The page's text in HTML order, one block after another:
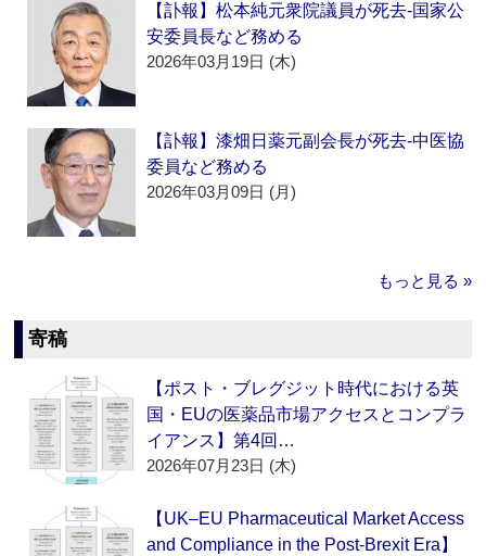
【訃報】松本純元衆院議員が死去‐国家公
安委員長など務める
2026年03月19日 (木)
【訃報】漆畑日薬元副会長が死去‐中医協
委員など務める
2026年03月09日 (月)
もっと見る »
寄稿
【ポスト・ブレグジット時代における英
国・EUの医薬品市場アクセスとコンプラ
イアンス】第4回…
2026年07月23日 (木)
【UK–EU Pharmaceutical Market Access
and Compliance in the Post-Brexit Era】